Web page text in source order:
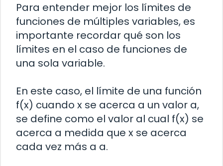
Para entender mejor los límites de
funciones de múltiples variables, es
importante recordar qué son los
límites en el caso de funciones de
una sola variable.
En este caso, el límite de una función
f(x) cuando x se acerca a un valor a,
se define como el valor al cual f(x) se
acerca a medida que x se acerca
cada vez más a a.